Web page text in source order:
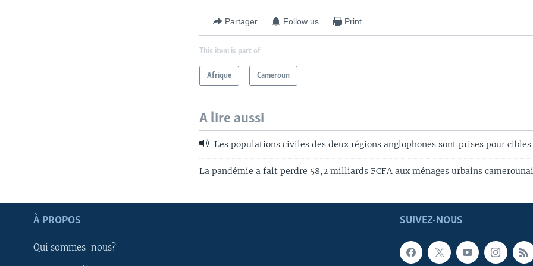
SUIVEZ-NOUS
Partager Follow us Print
This item is part of
Afrique Cameroun
A lire aussi
Les populations civiles des deux régions anglophones sont prises pour cibles
La pandémie a fait perdre 58,2 milliards FCFA aux ménages urbains
SUIVEZ-NOUS
À PROPOS
Qui sommes-nous?